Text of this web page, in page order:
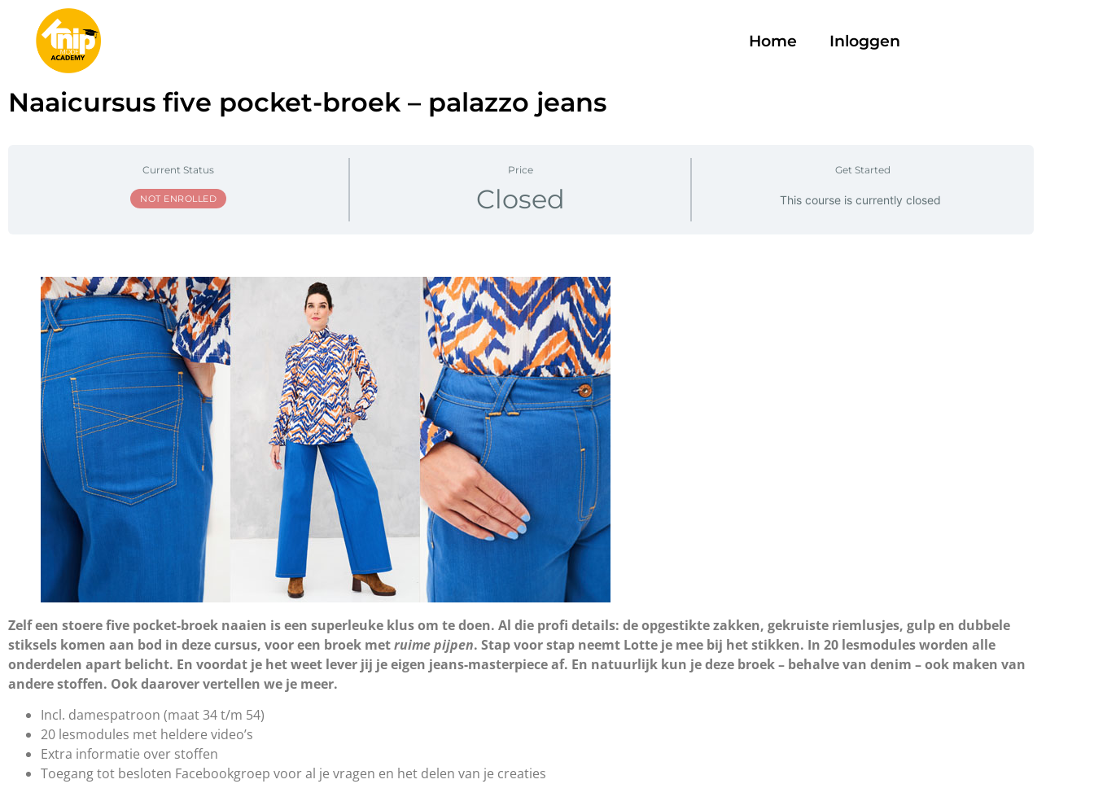
Home Inloggen
Naaicursus five pocket-broek – palazzo jeans
Current Status
NOT ENROLLED
Price
Closed
Get Started
This course is currently closed
Zelf een stoere five pocket-broek naaien is een superleuke klus om te doen. Al die profi details: de opgestikte zakken, gekruiste riemlusjes, gulp en dubbele
stiksels komen aan bod in deze cursus, voor een broek metruime pijpen. Stap voor stap neemt Lotte je mee bij het stikken. In 20 lesmodules worden alle
onderdelen apart belicht. En voordat je het weet lever jij je eigen jeans-masterpiece af. En natuurlijk kun je deze broek – behalve van denim – ook maken van
andere stoffen. Ook daarover vertellen we je meer.
Incl. damespatroon (maat 34 t/m 54)
20 lesmodules met heldere video’s
Extra informatie over stoffen
Toegang tot besloten Facebookgroep voor al je vragen en het delen van je creaties